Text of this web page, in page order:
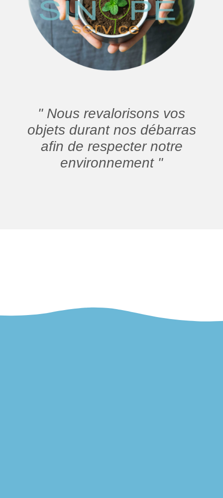
" Nous revalorisons vos
objets durant nos débarras
afin de respecter notre
environnement "